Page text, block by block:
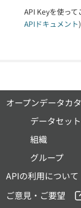
API Keyを使っ
APIドキュメント
オープンデータカ
データセット
組織
グループ
APIの利用について
ご意見・ご要望